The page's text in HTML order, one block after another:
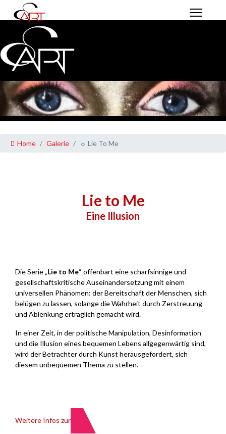
Home Galerie ☼ Lie To Me
Lie to Me
Eine Illusion
Die Serie „Lie to Me“ offenbart eine scharfsinnige und
gesellschaftskritische Auseinandersetzung mit einem
universellen Phänomen: der Bereitschaft der Menschen, sich
belügen zu lassen, solange die Wahrheit durch Zerstreuung
und Ablenkung erträglich gemacht wird.
In einer Zeit, in der politische Manipulation, Desinformation
und die Illusion eines bequemen Lebens allgegenwärtig sind,
wird der Betrachter durch Kunst herausgefordert, sich
diesem unbequemen Thema zu stellen.
Weitere Infos zur